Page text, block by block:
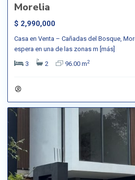
Morelia
$ 2,990,000
Casa en Venta – Cañadas del Bosque,
espera en una de las zonas m [más]
3
2 96.00 m2